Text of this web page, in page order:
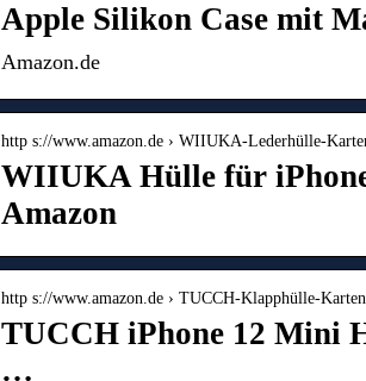
Apple Silikon Case mit
Amazon.de
http s://www.amazon.de › WIIUKA-Lederhülle-
WIIUKA Hülle für
Amazon
http s://www.amazon.de › TUCCH-Klapphülle-
TUCCH iPhone 12 Mini
…